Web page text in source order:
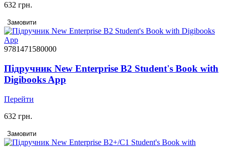
632 грн.
Замовити
9781471580000
Підручник New Enterprise B2 Student's Book with
Digibooks App
Перейти
632 грн.
Замовити